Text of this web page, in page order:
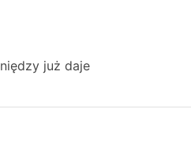
już daje